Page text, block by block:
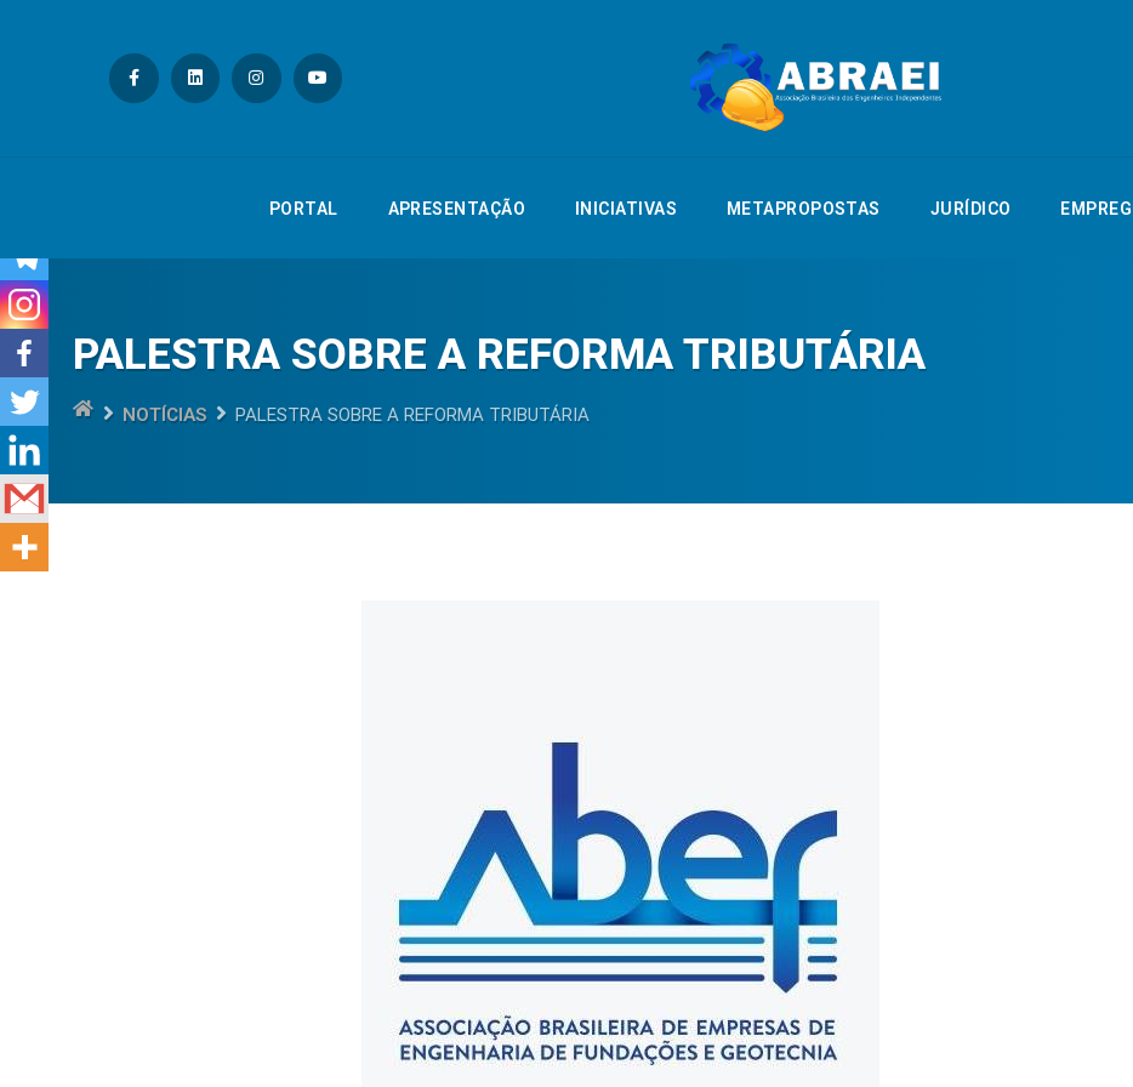
PORTAL APRESENTAÇÃO INICIATIVAS METAPROPOSTAS JURÍDICO
APRESENTAÇÃO JURÍDICO
PALESTRA SOBRE A REFORMA TRIBUTÁRIA
NOTÍCIAS PALESTRA SOBRE A REFORMA TRIBUTÁRIA